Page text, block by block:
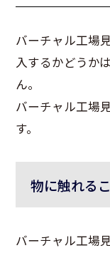
バーチャル工場
入するかどうか
ん。
バーチャル工場
す。
物に触れる
バーチャル工場